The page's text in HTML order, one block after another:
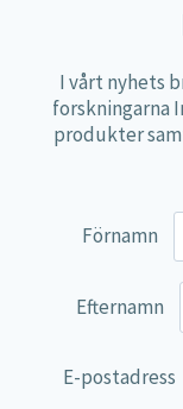
Övriga kosttillskott
100% Natural
EVP Nutrition
Multi Nutrient
Lamberts
Svenska
I vårt nyhets
forskningarna
produkter
Förnamn
Efternamn
E-postadress